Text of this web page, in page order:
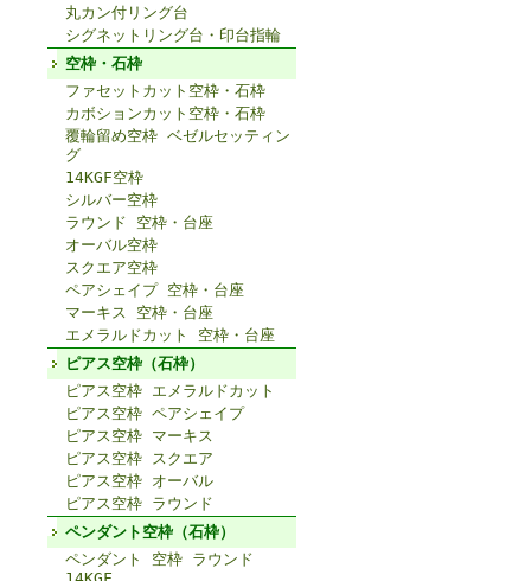
丸カン付リング台
シグネットリング台・印台指輪
空枠・石枠
ファセットカット空枠・石枠
カボションカット空枠・石枠
覆輪留め空枠 ベゼルセッティン
グ
14KGF空枠
シルバー空枠
ラウンド 空枠・台座
オーバル空枠
スクエア空枠
ペアシェイプ 空枠・台座
マーキス 空枠・台座
エメラルドカット 空枠・台座
ピアス空枠（石枠）
ピアス空枠 エメラルドカット
ピアス空枠 ペアシェイプ
ピアス空枠 マーキス
ピアス空枠 スクエア
ピアス空枠 オーバル
ピアス空枠 ラウンド
ペンダント空枠（石枠）
ペンダント 空枠 ラウンド